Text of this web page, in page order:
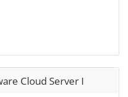
Cloud Server I